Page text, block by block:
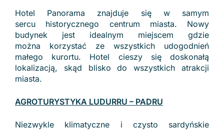
Hotel Panorama znajduje się w samym
sercu historycznego centrum miasta. Nowy
budynek jest idealnym miejscem gdzie
można korzystać ze wszystkich udogodnień
małego kurortu. Hotel cieszy się doskonałą
lokalizacją, skąd blisko do wszystkich atrakcji
miasta.
AGROTURYSTYKA LUDURRU – PADRU
Niezwykle klimatyczne i czysto sardyńskie